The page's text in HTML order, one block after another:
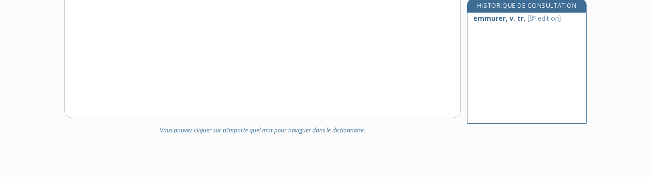
Vous pouvez cliquer sur n’importe quel mot pour naviguer dans le dictionnaire.
émondes, n. f. pl.
HISTORIQUE DE CONSULTATION
emmurer, v. tr. [8e édition]